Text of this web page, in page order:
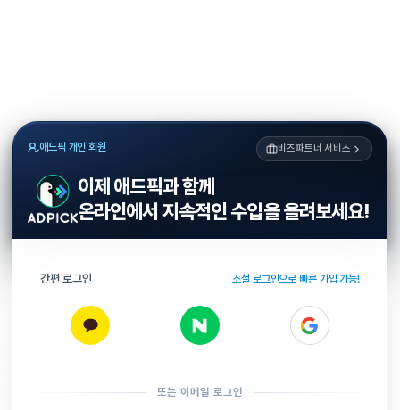
애드픽 개인 회원 비즈파트너 서비스
이제 애드픽과 함께
온라인에서 지속적인 수입을 올려보세요!
간편 로그인 소셜 로그인으로 빠른 가입 가능!
또는 이메일 로그인